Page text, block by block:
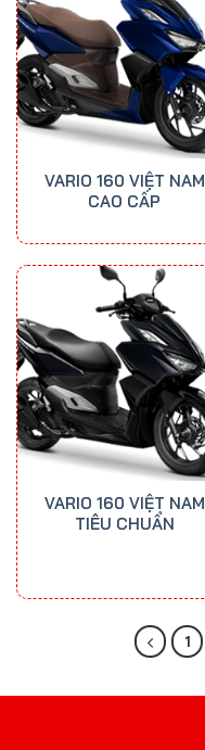
VARIO 160 VIỆT NAM
CAO CẤP
VARIO 160 VIỆT NAM
TIÊU CHUẨN
1